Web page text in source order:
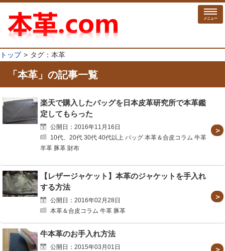
メニュー
トップ タグ：本革
「本革」の記事一覧
楽天で購入したバッグを日本皮革研究所で本革鑑
定してもらった
公開日：2016年11月16日
10代、20代 30代 40代以上 バッグ 本革＆合皮コラム 牛革
羊革 豚革 財布
【レザージャケット】本革のジャケットを手入れ
する方法
公開日：2016年02月28日
本革＆合皮コラム 牛革 豚革
牛本革のお手入れ方法
公開日：2015年03月01日